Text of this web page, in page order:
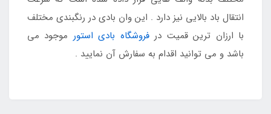
انتقال باد بالایی نیز دارد . این وان بادی در رنگبندی مختلف
با ارزان ترین قمیت درفروشگاه بادی استور موجود می
باشد و می توانید اقدام به سفارش آن نمایید .